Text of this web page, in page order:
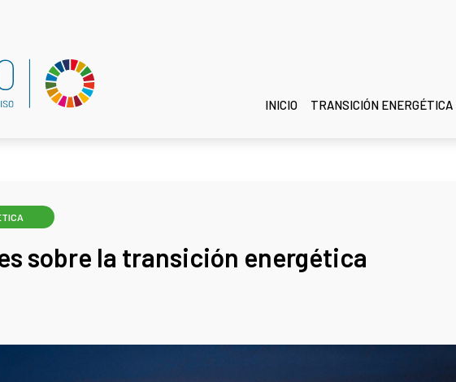
INICIO TRANSICIÓN ENERGÉTICA
sobre la transición energética